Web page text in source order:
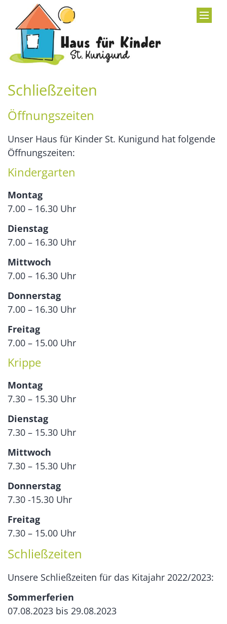
Zum Inhalt springen
Schließzeiten
Öffnungszeiten
Unser Haus für Kinder St. Kunigund hat folgende
Öffnungszeiten:
Kindergarten
Montag
7.00 – 16.30 Uhr
Dienstag
7.00 – 16.30 Uhr
Mittwoch
7.00 – 16.30 Uhr
Donnerstag
7.00 – 16.30 Uhr
Freitag
7.00 – 15.00 Uhr
Krippe
Montag
7.30 – 15.30 Uhr
Dienstag
7.30 – 15.30 Uhr
Mittwoch
7.30 – 15.30 Uhr
Donnerstag
7.30 -15.30 Uhr
Freitag
7.30 – 15.00 Uhr
Schließzeiten
Unsere Schließzeiten für das Kitajahr 2022/2023:
Sommerferien
07.08.2023 bis 29.08.2023